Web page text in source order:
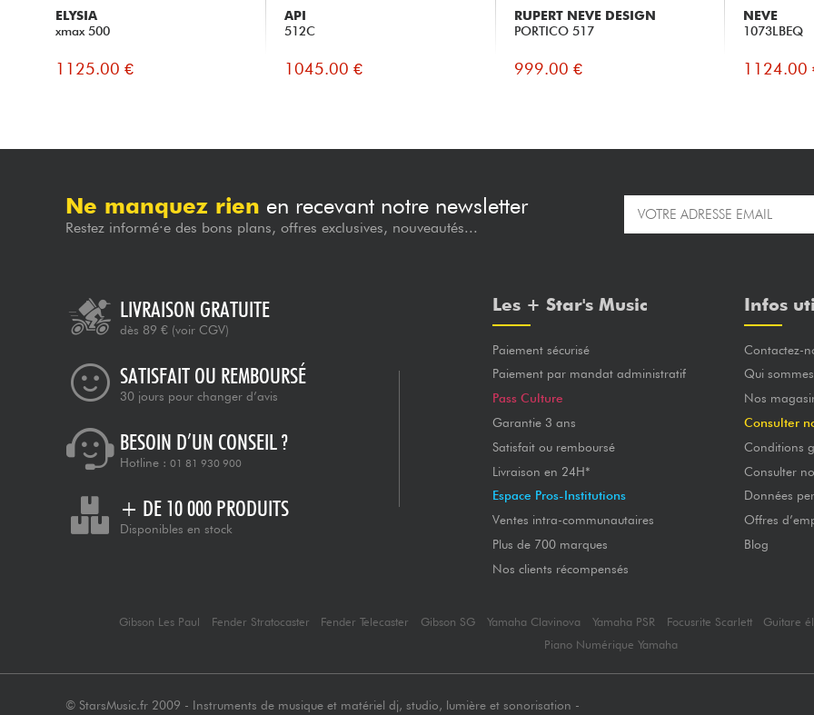
ELYSIA
xmax 500
1125.00 €
API
512C
1045.00 €
RUPERT NEVE DESIGN
PORTICO 517
999.00 €
NEVE
1073LBEQ
1124.00
Ne manquez rien en recevant notre newsletter
Restez informé·e des bons plans, offres exclusives, nouveautés...
LIVRAISON GRATUITE
dès 89 € (voir CGV)
SATISFAIT OU REMBOURSÉ
30 jours pour changer d’avis
BESOIN D’UN CONSEIL ?
Hotline : 01 81 930 900
+ DE 10 000 PRODUITS
Disponibles en stock
Les + Star's Music
Paiement sécurisé
Paiement par mandat administratif
Pass Culture
Garantie 3 ans
Satisfait ou remboursé
Livraison en 24H*
Espace Pros-Institutions
Ventes intra-communautaires
Plus de 700 marques
Nos clients récompensés
Infos
Contactez-
Qui
Nos
Consulter
Conditions
Consulter
Données
Offres
Blog
Gibson Les Paul Fender Stratocaster Fender Telecaster Gibson SG Yamaha Clavinova Yamaha PSR Focusrite Scarlett
Guitare
Piano Numérique Yamaha
© StarsMusic.fr 2009 - Instruments de musique et matériel dj, studio, lumière et sonorisation -